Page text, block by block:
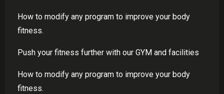
How to modify any program to improve your body
fitness.
Push your fitness further with our GYM and facilities
How to modify any program to improve your body
fitness.